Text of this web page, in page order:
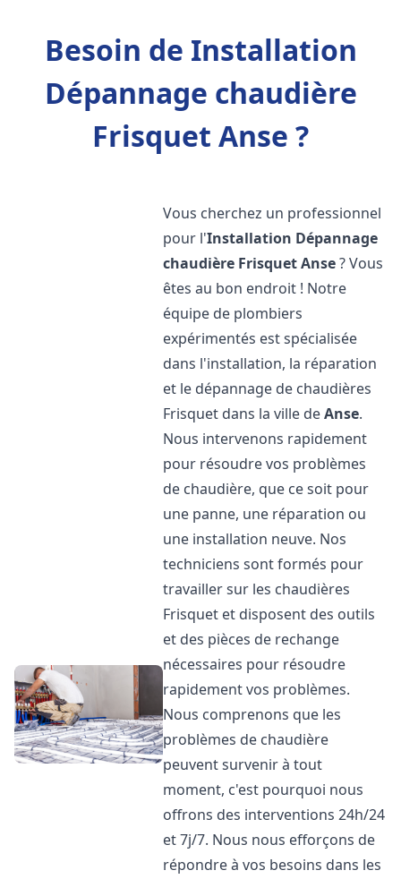
Besoin de Installation
Dépannage chaudière
Frisquet Anse ?
Vous cherchez un professionnel
pour l'Installation Dépannage
chaudière FrisquetAnse? Vous
êtes au bon endroit ! Notre
équipe de plombiers
expérimentés est spécialisée
dans l'installation, la réparation
et le dépannage de chaudières
Frisquet dans la ville deAnse.
Nous intervenons rapidement
pour résoudre vos problèmes
de chaudière, que ce soit pour
une panne, une réparation ou
une installation neuve. Nos
techniciens sont formés pour
travailler sur les chaudières
Frisquet et disposent des outils
et des pièces de rechange
nécessaires pour résoudre
rapidement vos problèmes.
Nous comprenons que les
problèmes de chaudière
peuvent survenir à tout
moment, c'est pourquoi nous
offrons des interventions 24h/24
et 7j/7. Nous nous efforçons de
répondre à vos besoins dans les